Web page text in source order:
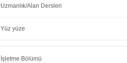
Uzmanlık/Alan Dersleri
Yüz yüze
İşletme Bölümü